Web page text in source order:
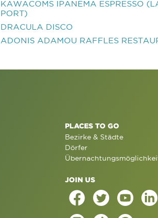
KAWACOMS IPANEMA ESPRESSO
PORT)
DRACULA DISCO
ADONIS ADAMOU RAFFLES
PLACES TO GO
Bezirke & Städte
Dörfer
JOIN US